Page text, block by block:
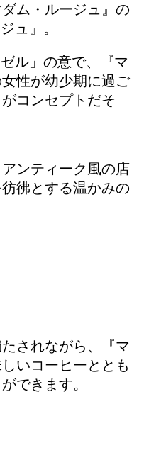
ム・ルージュ』の
ュ』。
ル」の意で、『マ
性が幼少期に過ご
コンセプトだそ
ンティーク風の店
彿とする温かみの
されながら、『マ
いコーヒーととも
できます。